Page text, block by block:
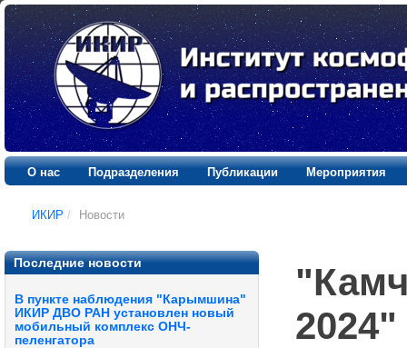
О нас Подразделения Публикации Мероприятия
ИКИР / Новости
Последние новости
В пункте наблюдения "Карымшина"
ИКИР ДВО РАН установлен новый
мобильный комплекс ОНЧ-
пеленгатора